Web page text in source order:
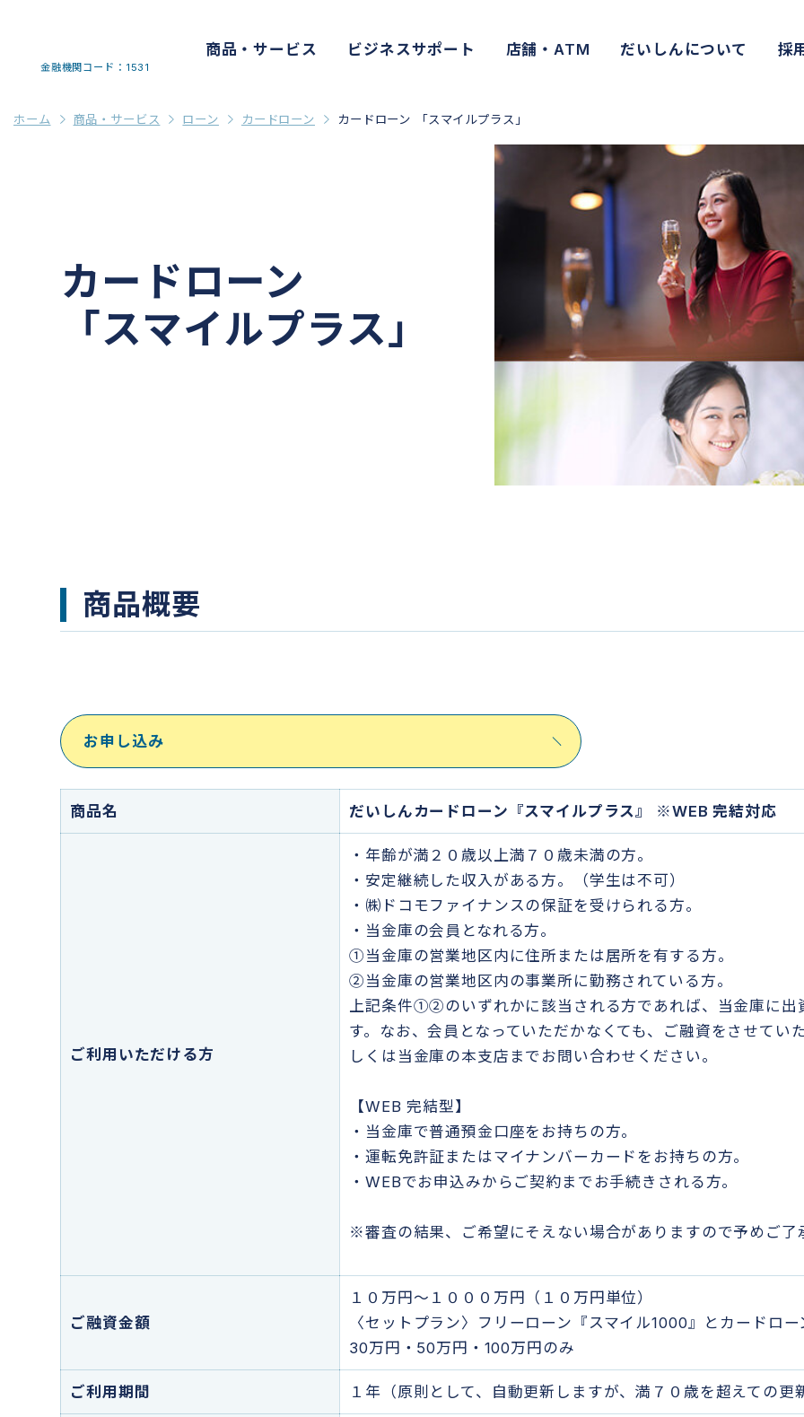
金融機関コード：1531
商品・サービス ビジネスサポート 店舗・ATM だいしんについて 採
ホーム 商品・サービス ローン カードローン カードローン 「スマイルプラス」
カードローン
「スマイルプラス」
商品概要
お申し込み
商品名 だいしんカードローン『スマイルプラス』 ※WEB 完結対応
ご利用いただける方
・年齢が満２０歳以上満７０歳未満の方。
・安定継続した収入がある方。（学生は不可）
・㈱ドコモファイナンスの保証を受けられる方。
・当金庫の会員となれる方。
①当金庫の営業地区内に住所または居所を有する方。
②当金庫の営業地区内の事業所に勤務されている方。
上記条件①②のいずれかに該当される方であれば、当金庫に出
す。なお、会員となっていただかなくても、ご融資をさせて
しくは当金庫の本支店までお問い合わせください。
【WEB 完結型】
・当金庫で普通預金口座をお持ちの方。
・運転免許証またはマイナンバーカードをお持ちの方。
・WEBでお申込みからご契約までお手続きされる方。
※審査の結果、ご希望にそえない場合がありますので予めご了
ご融資金額
１０万円～１０００万円（１０万円単位）
〈セットプラン〉フリーローン『スマイル1000』とカードロ
30万円・50万円・100万円のみ
ご利用期間 １年（原則として、自動更新しますが、満７０歳を超えての更